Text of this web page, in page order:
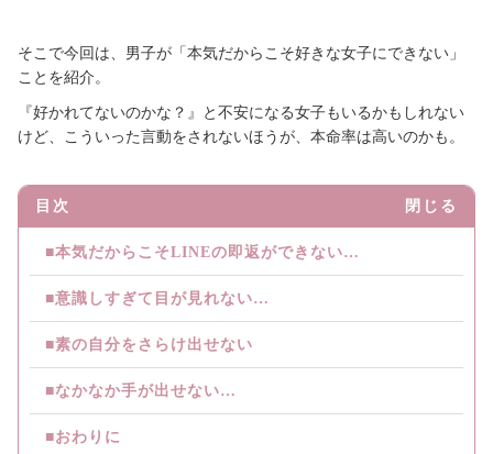
そこで今回は、男子が「本気だからこそ好きな女子にできない」
ことを紹介。
『好かれてないのかな？』と不安になる女子もいるかもしれない
けど、こういった言動をされないほうが、本命率は高いのかも。
目次 閉じる
■本気だからこそLINEの即返ができない…
■意識しすぎて目が見れない…
■素の自分をさらけ出せない
■なかなか手が出せない…
■おわりに